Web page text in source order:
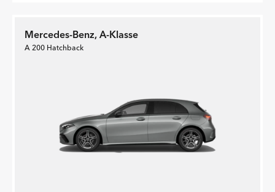
Mercedes-Benz, A-Klasse
A 200 Hatchback